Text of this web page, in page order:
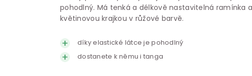
pohodlný. Má tenká a délkově nastavitelná ramínka
květinovou krajkou v růžové barvě.
díky elastické látce je pohodlný
dostanete k němu i tanga